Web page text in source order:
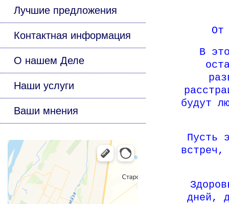
Лучшие предложения
Контактная информация
О нашем Деле
Наши услуги
Ваши мнения
От
В
будут
Пусть
встреч,
дней,